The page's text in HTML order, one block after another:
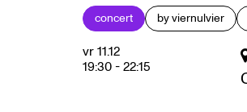
concert by viernulvier
vr 11.12
19:30 -22:15